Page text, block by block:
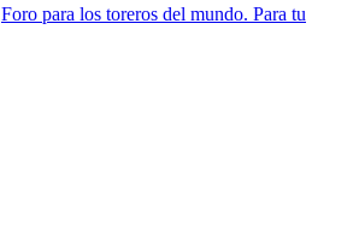
Foro para los toreros del mundo. Para tu